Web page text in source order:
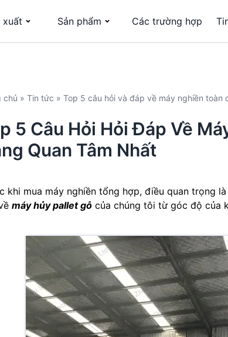
xuất Sản phẩm Các trường hợp
chủ » Tin tức » Top 5 câu hỏi và đáp về máy nghiền toàn
5 Câu Hỏi Hỏi Đáp Về
Quan Tâm Nhất
khi mua máy nghiền tổng hợp, điều quan trọng
máy hủy pallet gỗ của chúng tôi từ góc độ của